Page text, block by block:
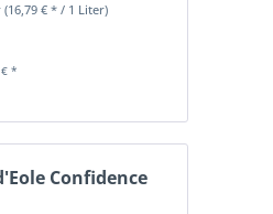
(16,79 € * / 1 Liter)
*
Confidence